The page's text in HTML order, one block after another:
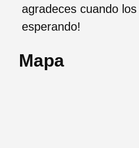
agradeces cuando
esperando!
Mapa